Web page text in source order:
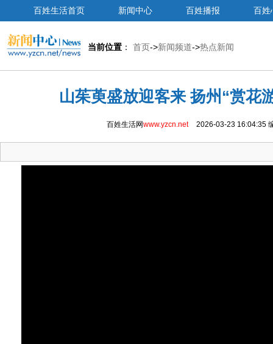
百姓生活首页 新闻中心 百姓播报 百姓
当前位置： 首页->新闻频道->热点新闻
山茱萸盛放迎客来 扬州“赏花
百姓生活网www.yzcn.net 2026-03-23 16:04:35